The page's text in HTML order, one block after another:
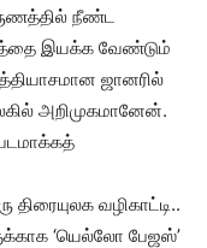
நீண்ட
இயக்க வேண்டும்
ஜானரில்
அறிமுகமானேன்.
வழிகாட்டி..
‘யெல்லோ பேஜஸ்’